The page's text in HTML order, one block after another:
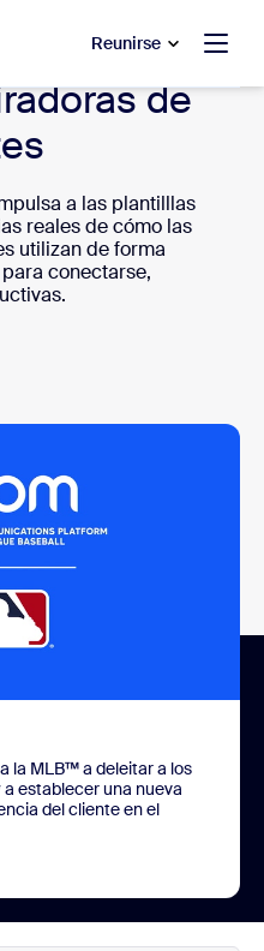
Reunirse
de
a las plantilllas
reales de cómo las
utilizan de forma
conectarse,
la MLB™ a deleitar a los
establecer una nueva
del cliente en el